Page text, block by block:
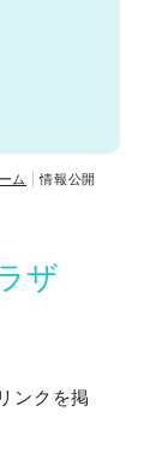
ム 情報公開
ザ
ンクを掲